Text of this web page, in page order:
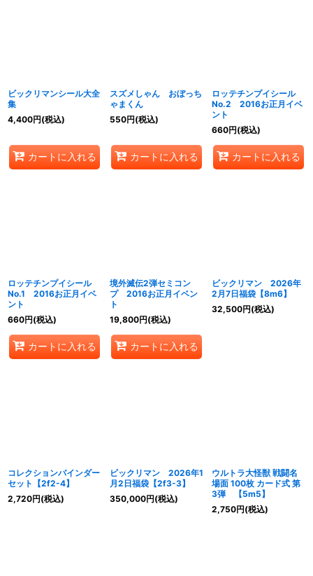
ビックリマンシール大全
集
4,400円(税込)
カートに入れる
スズメしゃん おぼっち
ゃまくん
550円(税込)
カートに入れる
ロッテチンプイシール
No.2 2016お正月イベ
ント
660円(税込)
カートに入れる
ロッテチンプイシール
No.1 2016お正月イベ
ント
660円(税込)
カートに入れる
境外滅伝2弾セミコン
プ 2016お正月イベン
ト
19,800円(税込)
カートに入れる
ビックリマン 2026年
2月7日福袋【8m6】
32,500円(税込)
コレクションバインダー
セット【2f2-4】
2,720円(税込)
ビックリマン 2026年1
月2日福袋【2f3-3】
350,000円(税込)
ウルトラ大怪獣 戦闘名
場面 100枚 カード式 第
3弾 【5m5】
2,750円(税込)